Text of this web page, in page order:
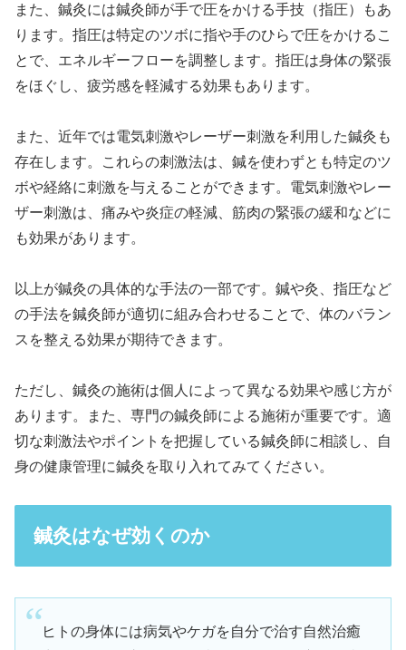
また、鍼灸には鍼灸師が手で圧をかける手技（指圧）もあ
ります。指圧は特定のツボに指や手のひらで圧をかけるこ
とで、エネルギーフローを調整します。指圧は身体の緊張
をほぐし、疲労感を軽減する効果もあります。
また、近年では電気刺激やレーザー刺激を利用した鍼灸も
存在します。これらの刺激法は、鍼を使わずとも特定のツ
ボや経絡に刺激を与えることができます。電気刺激やレー
ザー刺激は、痛みや炎症の軽減、筋肉の緊張の緩和などに
も効果があります。
以上が鍼灸の具体的な手法の一部です。鍼や灸、指圧など
の手法を鍼灸師が適切に組み合わせることで、体のバラン
スを整える効果が期待できます。
ただし、鍼灸の施術は個人によって異なる効果や感じ方が
あります。また、専門の鍼灸師による施術が重要です。適
切な刺激法やポイントを把握している鍼灸師に相談し、自
身の健康管理に鍼灸を取り入れてみてください。
鍼灸はなぜ効くのか
ヒトの身体には病気やケガを自分で治す自然治癒